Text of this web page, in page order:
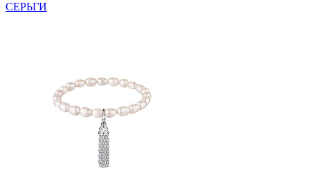
СЕРЬГИ